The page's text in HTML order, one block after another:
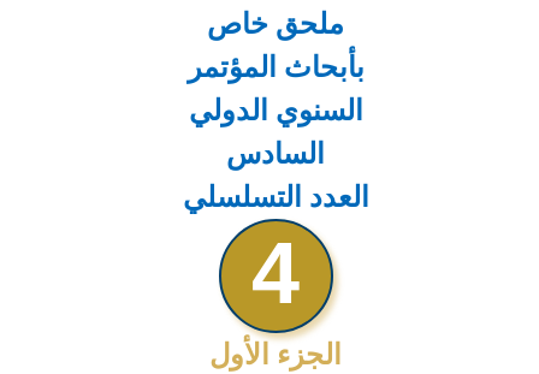
ملحق خاص
بأبحاث المؤتمر
السنوي الدولي
السادس
العدد التسلسلي
4
الجزء الأول